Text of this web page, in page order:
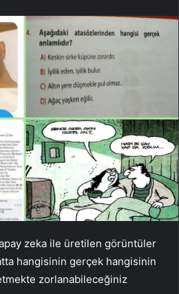
zeka ile üretilen görüntüler
hangisinin gerçek hangisinin
zorlanabileceğiniz